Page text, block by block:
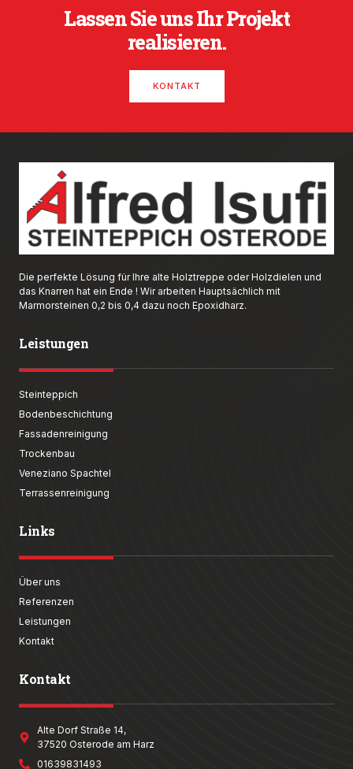
Lassen Sie uns Ihr Projekt
realisieren.
KONTAKT
Die perfekte Lösung für Ihre alte Holztreppe oder Holzdielen und
das Knarren hat ein Ende ! Wir arbeiten Hauptsächlich mit
Marmorsteinen 0,2 bis 0,4 dazu noch Epoxidharz.
Leistungen
Steinteppich
Bodenbeschichtung
Fassadenreinigung
Trockenbau
Veneziano Spachtel
Terrassenreinigung
Links
Über uns
Referenzen
Leistungen
Kontakt
Kontakt
Alte Dorf Straße 14,
37520 Osterode am Harz
01639831493